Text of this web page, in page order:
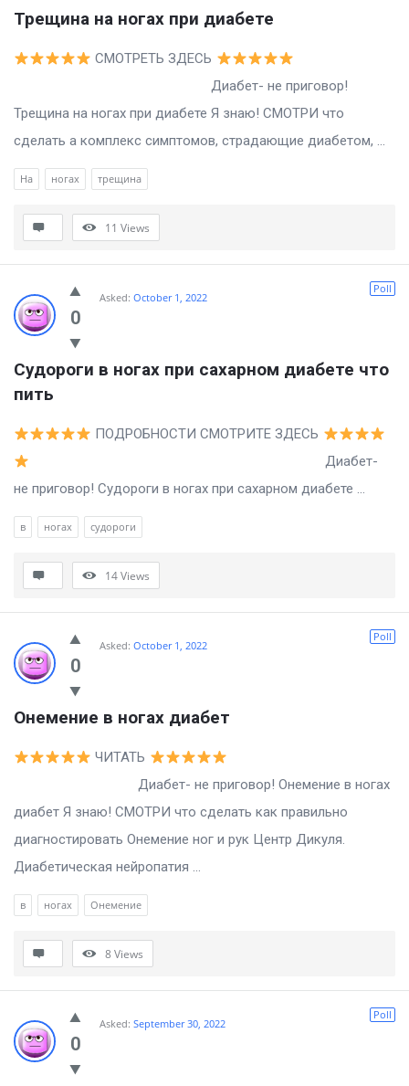
Трещина на ногах при диабете
СМОТРЕТЬ ЗДЕСЬ
Диабет- не приговор!
Трещина на ногах при диабете Я знаю! СМОТРИ что
сделать а комплекс симптомов, страдающие диабетом, ...
На ногах трещина
11 Views
0
Poll
Asked: October 1, 2022
Судороги в ногах при сахарном диабете что
пить
ПОДРОБНОСТИ СМОТРИТЕ ЗДЕСЬ
Диабет-
не приговор! Судороги в ногах при сахарном диабете ...
в ногах судороги
14Views
0
Poll
Asked: October 1, 2022
Онемение в ногах диабет
ЧИТАТЬ
Диабет- не приговор! Онемение в ногах
диабет Я знаю! СМОТРИ что сделать как правильно
диагностировать Онемение ног и рук Центр Дикуля.
Диабетическая нейропатия ...
в ногах Онемение
8Views
0
Poll
Asked: September 30, 2022